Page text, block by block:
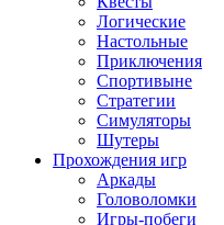
Логические
Настольные
Приключения
Спортивыне
Стратегии
Симуляторы
Шутеры
Прохождения игр
Аркады
Головоломки
Игры-побеги